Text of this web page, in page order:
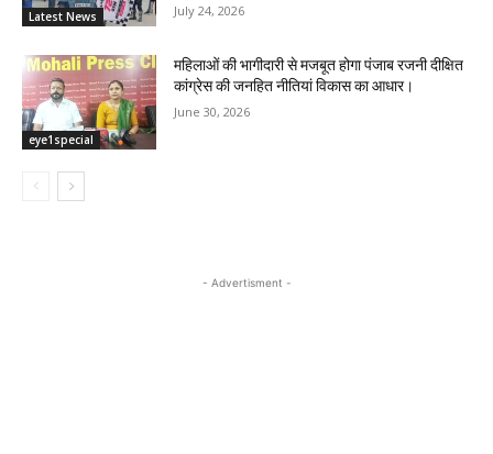
Latest News July 24, 2026
eye1special
महिलाओं की भागीदारी से मजबूत होगा पंजाब रजनी दीक्षित
कांग्रेस की जनहित नीतियां विकास का आधार।
June 30, 2026
- Advertisment -